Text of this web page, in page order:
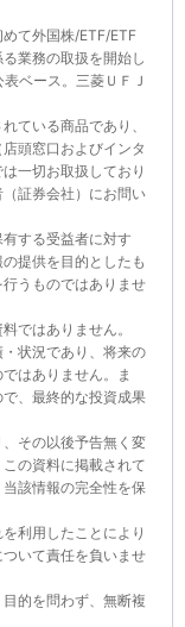
て外国株/ETF/ETF
業務の取扱を開始し
ベース。三菱ＵＦＪ
ている商品であり、
頭窓口およびインタ
一切お取扱しており
証券会社）にお問い
する受益者に対す
提供を目的としたも
うものではありませ
ではありません。
状況であり、将来の
はありません。ま
、最終的な投資成果
その以後予告無く変
の資料に掲載されて
該情報の完全性を保
利用したことにより
いて責任を負いませ
的を問わず、無断複